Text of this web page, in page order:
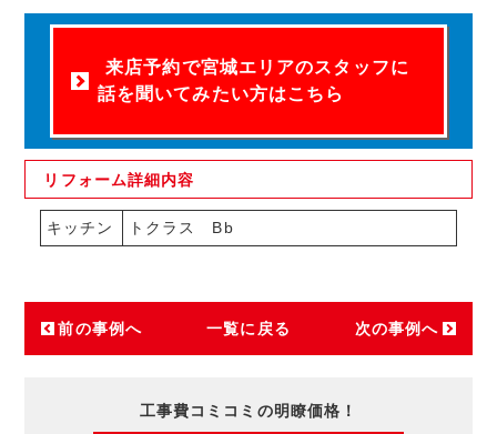
来店予約で宮城エリアのスタッフに
話を聞いてみたい方はこちら
リフォーム詳細内容
キッチン トクラス Bb
前の事例へ 一覧に戻る 次の事例へ
工事費コミコミの明瞭価格！